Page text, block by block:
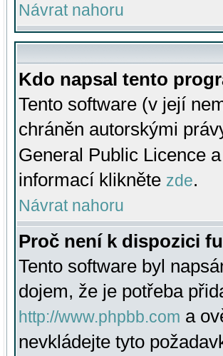
Návrat nahoru
Kdo napsal tento
Tento software (v její
chráněn autorskými
General Public Licence
informací klikněte zde.
Návrat nahoru
Proč není k dispozici
Tento software byl
dojem, že je potřeba
http://www.phpbb.com a
nevkládejte tyto